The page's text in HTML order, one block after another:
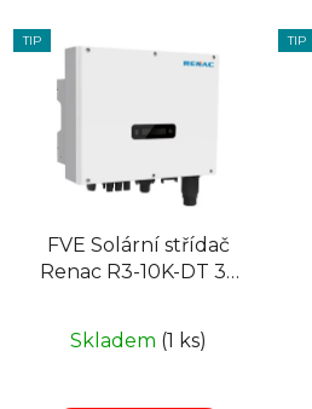
TIP
FVE Solární střídač
Renac R3-10K-DT 3F
Skladem (1 ks)
TIP